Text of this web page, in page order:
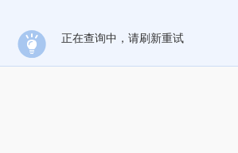
正在查询中，请刷新重试